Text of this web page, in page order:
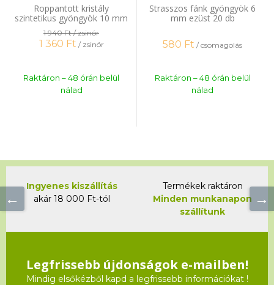
Roppantott kristály
szintetikus gyöngyök 10 mm
zsinór
1 940 Ft/ zsinór
1 360 Ft / zsinór
Raktáron – 48 órán belül
nálad
Strasszos fánk gyöngyök 6
mm ezüst 20 db
580 Ft / csomagolás
Raktáron – 48 órán belül
nálad
Ingyenes kiszállítás
akár 18 000 Ft-tól
Termékek raktáron
Minden munkanapon
szállítunk
Legfrissebb újdonságok e-mailben!
Mindig elsőkézből kapd a legfrissebb információkat !